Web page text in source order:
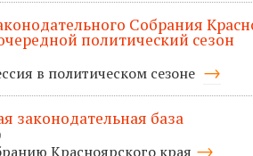
Собрания
политический сезон
в политическом сезоне
законодательная база
Красноярского края